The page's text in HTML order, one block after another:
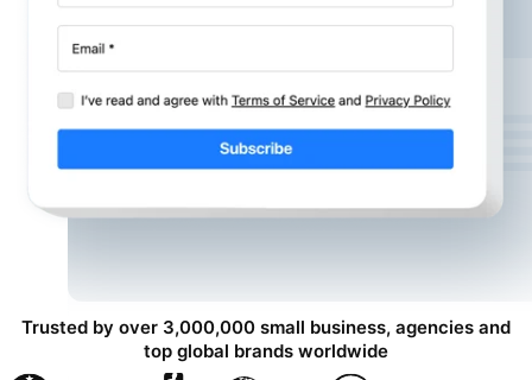
Trusted by over 3,000,000 small business, agencies and
top global brands worldwide